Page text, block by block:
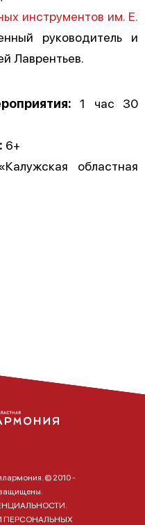
инструментов им. Е.
руководитель и
Лаврентьев.
1 час 30
6+
областная
© 2010 -
защищены.
ПЕРСОНАЛЬНЫХ